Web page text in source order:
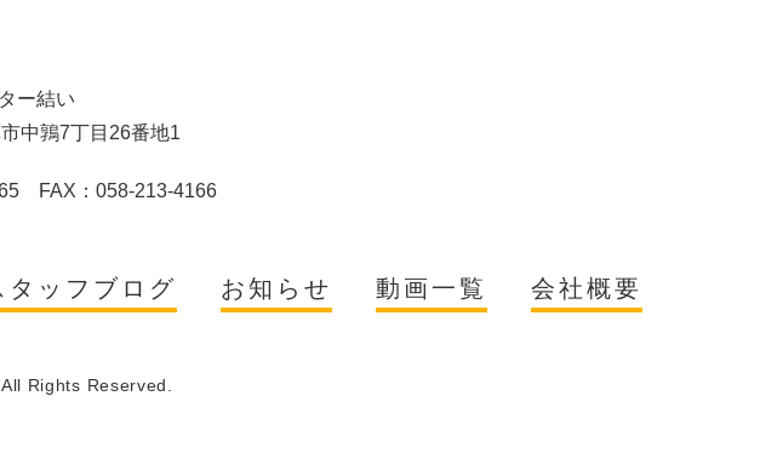
ー結い
中鶉7丁目26番地1
FAX：058-213-4166
タッフブログ お知らせ 動画一覧 会社概要
Rights Reserved.